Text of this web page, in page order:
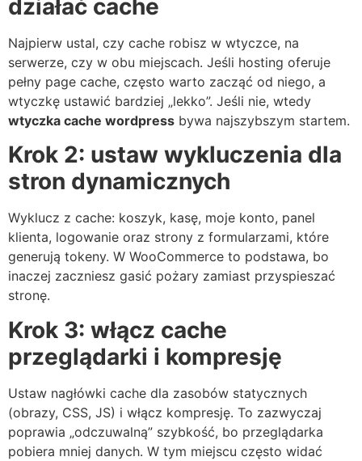
działać cache
Najpierw ustal, czy cache robisz w wtyczce, na
serwerze, czy w obu miejscach. Jeśli hosting oferuje
pełny page cache, często warto zacząć od niego, a
wtyczkę ustawić bardziej „lekko”. Jeśli nie, wtedy
wtyczka cache wordpress bywa najszybszym startem.
Krok 2: ustaw wykluczenia dla
stron dynamicznych
Wyklucz z cache: koszyk, kasę, moje konto, panel
klienta, logowanie oraz strony z formularzami, które
generują tokeny. W WooCommerce to podstawa, bo
inaczej zaczniesz gasić pożary zamiast przyspieszać
stronę.
Krok 3: włącz cache
przeglądarki i kompresję
Ustaw nagłówki cache dla zasobów statycznych
(obrazy, CSS, JS) i włącz kompresję. To zazwyczaj
poprawia „odczuwalną” szybkość, bo przeglądarka
pobiera mniej danych. W tym miejscu często widać